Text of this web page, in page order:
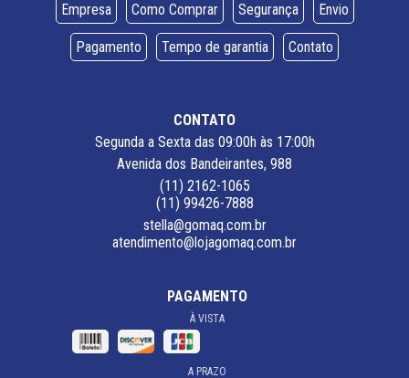
Empresa
Como Comprar Segurança Envio
Pagamento Tempo de garantia Contato
CONTATO
Segunda a Sexta das 09:00h às 17:00h
Avenida dos Bandeirantes, 988
(11) 2162-1065
(11) 99426-7888
stella@gomaq.com.br
atendimento@lojagomaq.com.br
PAGAMENTO
À VISTA
A PRAZO